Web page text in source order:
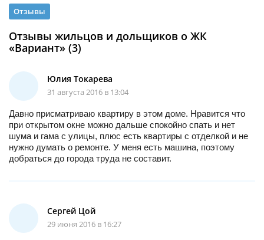
Отзывы
Отзывы жильцов и дольщиков о ЖК
«Вариант» (3)
Юлия Токарева
31 августа 2016 в 13:04
Давно присматриваю квартиру в этом доме. Нравится что
при открытом окне можно дальше спокойно спать и нет
шума и гама с улицы, плюс есть квартиры с отделкой и не
нужно думать о ремонте. У меня есть машина, поэтому
добраться до города труда не составит.
Сергей Цой
29 июня 2016 в 16:27